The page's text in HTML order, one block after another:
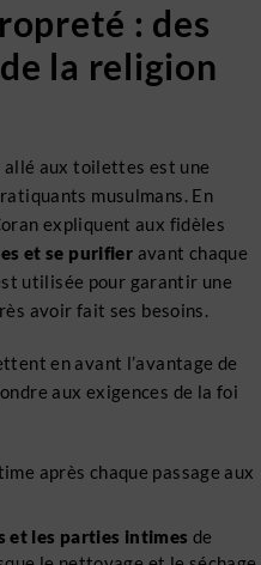
: des
la religion
aux toilettes est une
musulmans. En
expliquent aux fidèles
et se purifier avant chaque
utilisée pour garantir une
avoir fait ses besoins.
en avant l’avantage de
aux exigences de la foi
après chaque passage aux
et les parties intimes de